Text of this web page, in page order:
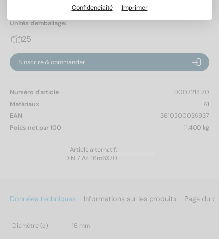
Goupilles cylindriques forme A, tolérance m6
Unités d'emballage:
25
S'inscrire & commander
Numéro d'article
0007216 70
Matériaux
A1
EAN
3610500035937
Poids net par 100
11,400 kg
Article alternatif:
DIN 7 A4 16m6X70
Données techniques Informations sur les produits Page du
Diamètre (d) 16 mm
Confidenciaité Imprimer